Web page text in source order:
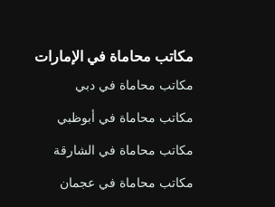
مكاتب محاماة في الإمارات
مكاتب محاماة في دبي
مكاتب محاماة في أبوظبي
مكاتب محاماة في الشارقة
مكاتب محاماة في عجمان